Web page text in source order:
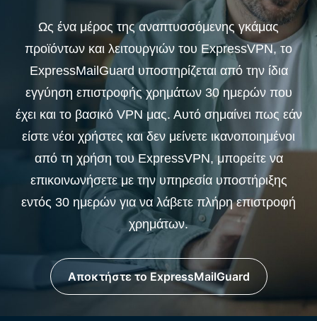
Ως ένα μέρος της αναπτυσσόμενης γκάμας
προϊόντων και λειτουργιών του ExpressVPN, το
ExpressMailGuard υποστηρίζεται από την ίδια
εγγύηση επιστροφής χρημάτων 30 ημερών που
έχει και το βασικό VPN μας. Αυτό σημαίνει πως εάν
είστε νέοι χρήστες και δεν μείνετε ικανοποιημένοι
από τη χρήση του ExpressVPN, μπορείτε να
επικοινωνήσετε με την υπηρεσία υποστήριξης
εντός 30 ημερών για να λάβετε πλήρη επιστροφή
χρημάτων.
Αποκτήστε το ExpressMailGuard